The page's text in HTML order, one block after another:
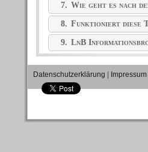
7. Wie geht es nach
8. Funktioniert diese
9. LnB
Datenschutzerklärung Impressum